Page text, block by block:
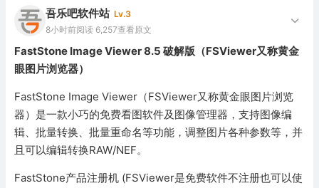
吾乐吧软件站 Lv.3
8小时前阅读 6,257查看原文
FastStone Image Viewer 8.5 破解版（FSViewer又称黄金
眼图片浏览器）
FastStone Image Viewer（FSViewer又称黄金眼图片浏览
器）是一款小巧的免费看图软件及图像管理器，支持图像编
辑、批量转换、批量重命名等功能，调整图片各种参数等，并
且可以编辑转换RAW/NEF。
FastStone产品注册机 (FSViewer是免费软件不注册也可以使